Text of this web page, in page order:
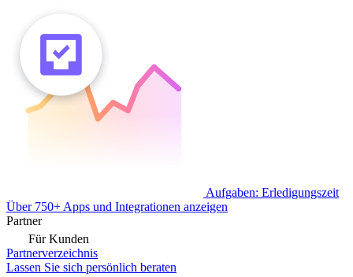
Aufgaben: Erledigungszeit
Über 750+ Apps und Integrationen anzeigen
Partner
Für Kunden
Partnerverzeichnis
Lassen Sie sich persönlich beraten